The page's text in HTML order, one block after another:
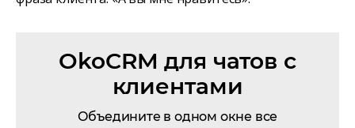
OkoCRM для чатов с
клиентами
Объедините в одном окне все